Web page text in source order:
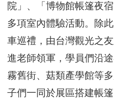
院」、「博物館帳篷夜
多項室內體驗活動。除
車巡禮，由台灣觀光之
進老師領軍，學員們沿
霧舊街、菇類產學館等
子們一同於展區搭建帳